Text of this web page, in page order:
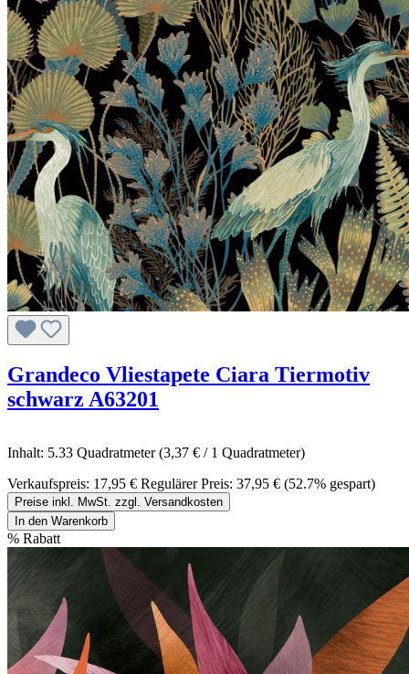
Grandeco Vliestapete Ciara Tiermotiv
schwarz A63201
Inhalt: 5.33 Quadratmeter(3,37 € / 1 Quadratmeter)
Verkaufspreis: 17,95 € Regulärer Preis: 37,95 € (52.7% gespart)
Preise inkl. MwSt. zzgl. Versandkosten
In den Warenkorb
% Rabatt